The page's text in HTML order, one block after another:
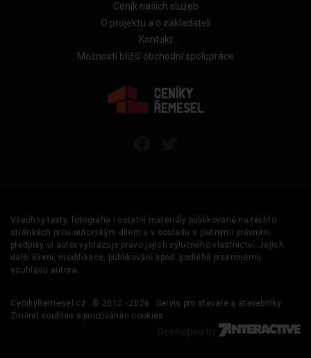
Ceník našich služeb
O projektu a o zakladateli
Kontakt
Možnosti bližší obchodní spolupráce
Všechny texty, fotografie i ostatní materiály publikované na těchto
stránkách jsou autorským dílem a v souladu s platnými právními
předpisy si autor vyhrazuje právo jejich výlučného vlastnictví. Jejich
další šíření, modifikace, publikování apod. podléhá písemnému
souhlasu autora.
CenikyRemesel.cz © 2012 - 2026
Servis pro stavaře a stavebníky
Změnit souhlas s používáním cookies
Developed by